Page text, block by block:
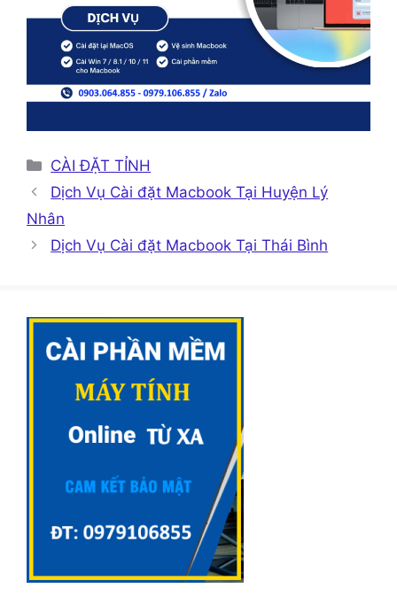
Danh
mục
CÀI ĐẶT TỈNH
Dịch Vụ Cài đặt Macbook Tại Huyện Lý
Nhân
Dịch Vụ Cài đặt Macbook Tại Thái Bình